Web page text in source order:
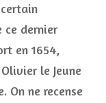
ce dernier
en 1654,
le Jeune
On ne recense